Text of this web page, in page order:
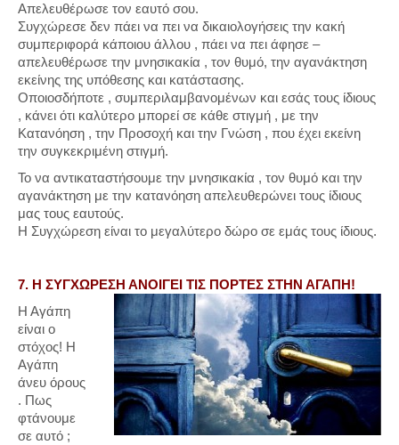
Απελευθέρωσε τον εαυτό σου.
Συγχώρεσε δεν πάει να πει να δικαιολογήσεις την κακή
συμπεριφορά κάποιου άλλου , πάει να πει άφησε –
απελευθέρωσε την μνησικακία , τον θυμό, την αγανάκτηση
εκείνης της υπόθεσης και κατάστασης.
Οποιοσδήποτε , συμπεριλαμβανομένων και εσάς τους ίδιους
, κάνει ότι καλύτερο μπορεί σε κάθε στιγμή , με την
Κατανόηση , την Προσοχή και την Γνώση , που έχει εκείνη
την συγκεκριμένη στιγμή.
Το να αντικαταστήσουμε την μνησικακία , τον θυμό και την
αγανάκτηση με την κατανόηση απελευθερώνει τους ίδιους
μας τους εαυτούς.
Η Συγχώρεση είναι το μεγαλύτερο δώρο σε εμάς τους ίδιους.
7. Η ΣΥΓΧΩΡΕΣΗ ΑΝΟΙΓΕΙ ΤΙΣ ΠΟΡΤΕΣ ΣΤΗΝ ΑΓΑΠΗ!
Η Αγάπη
είναι ο
στόχος! Η
Αγάπη
άνευ όρους
. Πως
φτάνουμε
σε αυτό ;